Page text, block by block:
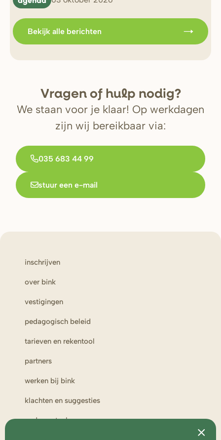
Bekijk alle berichten
Vragen of hulp nodig?
We staan voor je klaar! Op werkdagen
zijn wij bereikbaar via:
035 683 44 99
stuur een e-mail
inschrijven
over bink
vestigingen
pedagogisch beleid
tarieven en rekentool
partners
werken bij bink
klachten en suggesties
ouderportaal